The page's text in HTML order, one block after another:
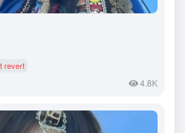
revert
4.8K